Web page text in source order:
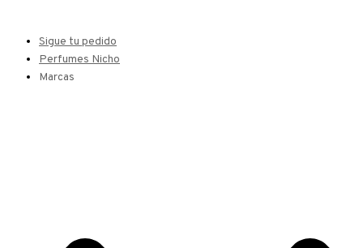
Sigue tu pedido
Perfumes Nicho
Marcas